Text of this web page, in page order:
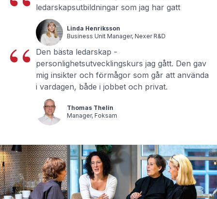
ledarskapsutbildningar som jag har gatt
Linda Henriksson
Business Unit Manager, Nexer R&D
“ Den bästa ledarskap -
personlighetsutvecklingskurs jag gått. Den gav
mig insikter och förmågor som går att använda
i vardagen, både i jobbet och privat.
Thomas Thelin
Manager, Foksam